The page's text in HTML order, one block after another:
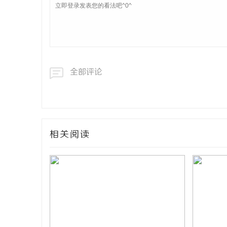
全部评论
相关阅读